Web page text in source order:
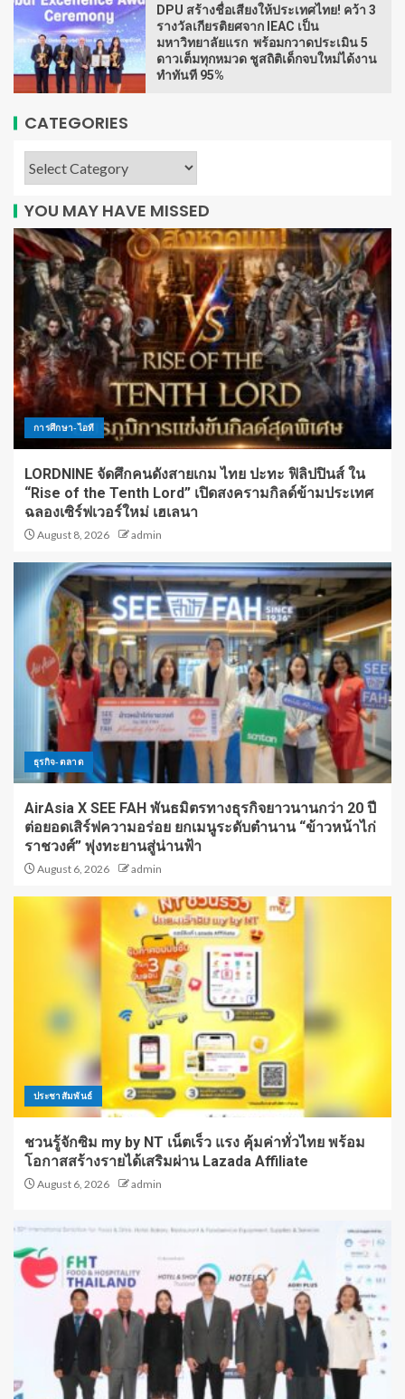
DPU สร้างชื่อเสียงให้ประเทศไทย! คว้า 3
รางวัลเกียรติยศจาก IEAC เป็น
มหาวิทยาลัยแรก พร้อมกวาดประเมิน 5
ดาวเต็มทุกหมวด ชูสถิติเด็กจบใหม่ได้งาน
ทำทันที 95%
CATEGORIES
YOU MAY HAVE MISSED
การศึกษา-ไอที
LORDNINE จัดศึกคนดังสายเกม ไทย ปะทะ ฟิลิปปินส์ ใน
“Rise of the Tenth Lord” เปิดสงครามกิลด์ข้ามประเทศ
ฉลองเซิร์ฟเวอร์ใหม่ เฮเลนา
August 8, 2026 admin
ธุรกิจ-ตลาด
AirAsia X SEE FAH พันธมิตรทางธุรกิจยาวนานกว่า 20 ปี
ต่อยอดเสิร์ฟความอร่อย ยกเมนูระดับตำนาน “ข้าวหน้าไก่
ราชวงศ์” พุ่งทะยานสู่น่านฟ้า
August 6, 2026 admin
ประชาสัมพันธ์
ชวนรู้จักซิม my by NT เน็ตเร็ว แรง คุ้มค่าทั่วไทย พร้อม
โอกาสสร้างรายได้เสริมผ่าน Lazada Affiliate
August 6, 2026 admin